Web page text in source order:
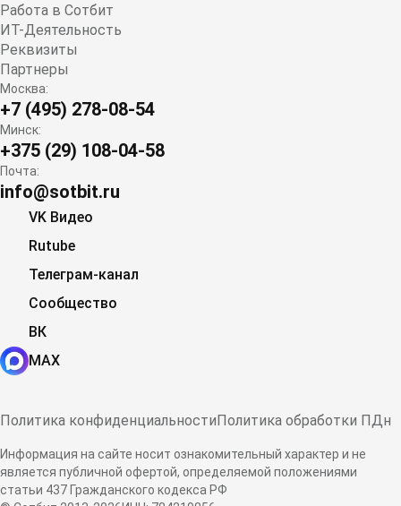
Работа в Сотбит
ИТ-Деятельность
Реквизиты
Партнеры
Москва:
+7 (495) 278-08-54
Минск:
+375 (29) 108-04-58
Почта:
info@sotbit.ru
VK Видео
Rutube
Телеграм-канал
Сообщество
ВК
MAX
Политика конфиденциальностиПолитика обработки ПДн
Информация на сайте носит ознакомительный характер и не
является публичной офертой, определяемой положениями
статьи 437 Гражданского кодекса РФ